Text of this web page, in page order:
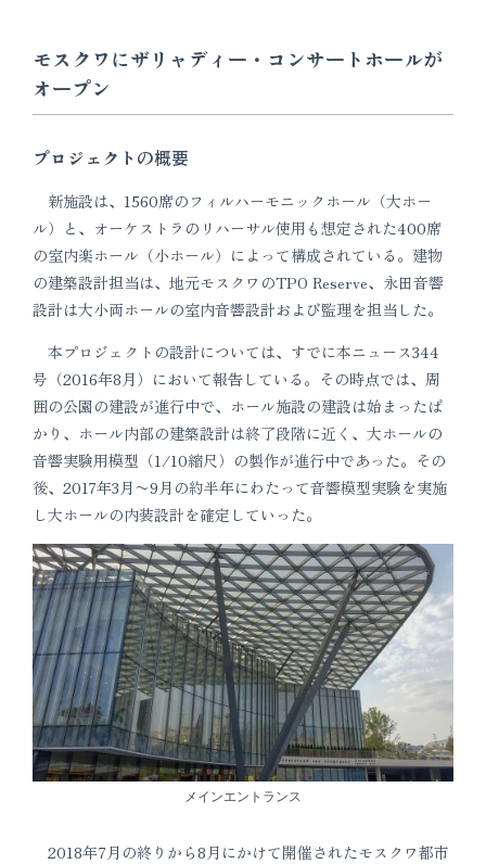
モスクワにザリャディー・コンサートホールが
オープン
プロジェクトの概要
新施設は、1560席のフィルハーモニックホール（大ホー
ル）と、オーケストラのリハーサル使用も想定された400席
の室内楽ホール（小ホール）によって構成されている。建物
の建築設計担当は、地元モスクワのTPO Reserve、永田音響
設計は大小両ホールの室内音響設計および監理を担当した。
本プロジェクトの設計については、すでに本ニュース344
号（2016年8月）において報告している。その時点では、周
囲の公園の建設が進行中で、ホール施設の建設は始まったば
かり、ホール内部の建築設計は終了段階に近く、大ホールの
音響実験用模型（1/10縮尺）の製作が進行中であった。その
後、2017年3月〜9月の約半年にわたって音響模型実験を実施
し大ホールの内装設計を確定していった。
メインエントランス
2018年7月の終りから8月にかけて開催されたモスクワ都市